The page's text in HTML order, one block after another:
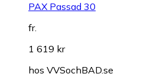
PAX Passad 30
fr.
1 619 kr
hos VVSochBAD.se